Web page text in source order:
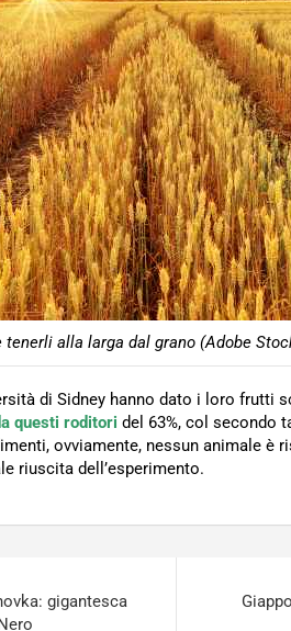
tenerli alla larga dal grano (Adobe
di Sidney hanno dato i loro frutti
questi roditori del 63%, col secondo
ovviamente, nessun animale è
riuscita dell’esperimento.
gigantesca